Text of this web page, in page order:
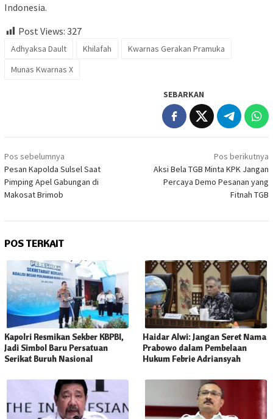
Indonesia.
Post Views: 327
Adhyaksa Dault Khilafah
Kwarnas Gerakan Pramuka
Munas Kwarnas X
SEBARKAN
Navigasi
pos
Pos sebelumnya
Pesan Kapolda Sulsel Saat
Pimping Apel Gabungan di
Makosat Brimob
Pos berikutnya
Aksi Bela TGB Minta KPK Jangan
Percaya Demo Pesanan yang
Fitnah TGB
POS TERKAIT
Kapolri Resmikan Sekber KBPBI,
Jadi Simbol Baru Persatuan
Serikat Buruh Nasional
Haidar Alwi: Jangan Seret Nama
Prabowo dalam Pembelaan
Hukum Febrie Adriansyah